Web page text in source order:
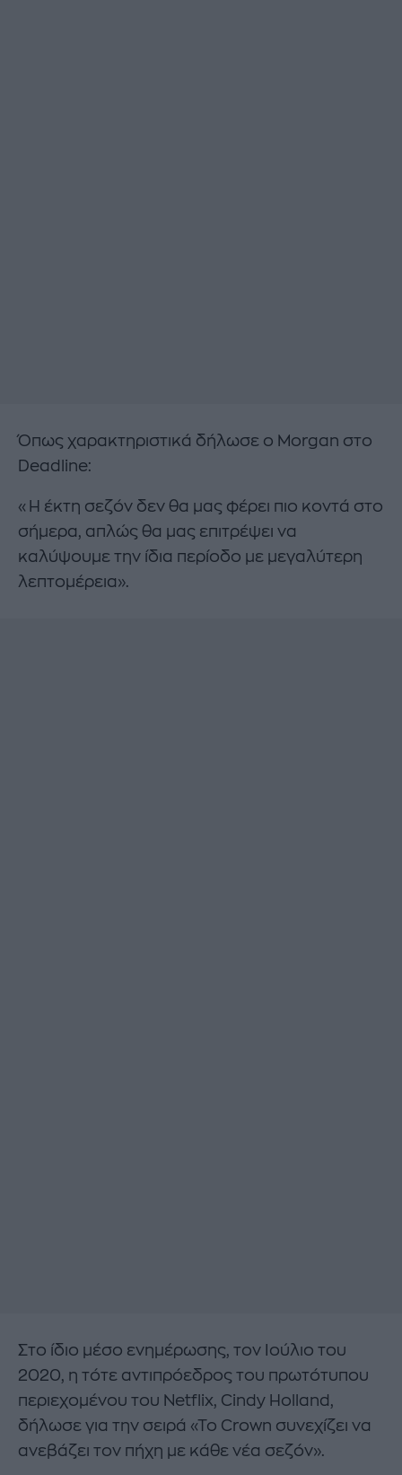
Όπως χαρακτηριστικά δήλωσε ο Morgan στο
Deadline:
«Η έκτη σεζόν δεν θα μας φέρει πιο κοντά στο
σήμερα, απλώς θα μας επιτρέψει να
καλύψουμε την ίδια περίοδο με μεγαλύτερη
λεπτομέρεια».
Στο ίδιο μέσο ενημέρωσης, τον Ιούλιο του
2020, η τότε αντιπρόεδρος του πρωτότυπου
περιεχομένου του Netflix, Cindy Holland,
δήλωσε για την σειρά «Το Crown συνεχίζει να
ανεβάζει τον πήχη με κάθε νέα σεζόν».